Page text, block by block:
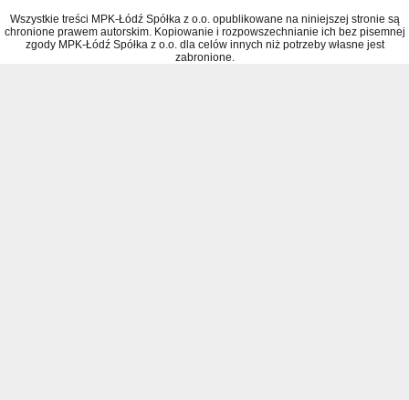
Wszystkie treści MPK-Łódź Spółka z o.o. opublikowane na niniejszej stronie są
chronione prawem autorskim. Kopiowanie i rozpowszechnianie ich bez pisemnej
zgody MPK-Łódź Spółka z o.o. dla celów innych niż potrzeby własne jest
zabronione.